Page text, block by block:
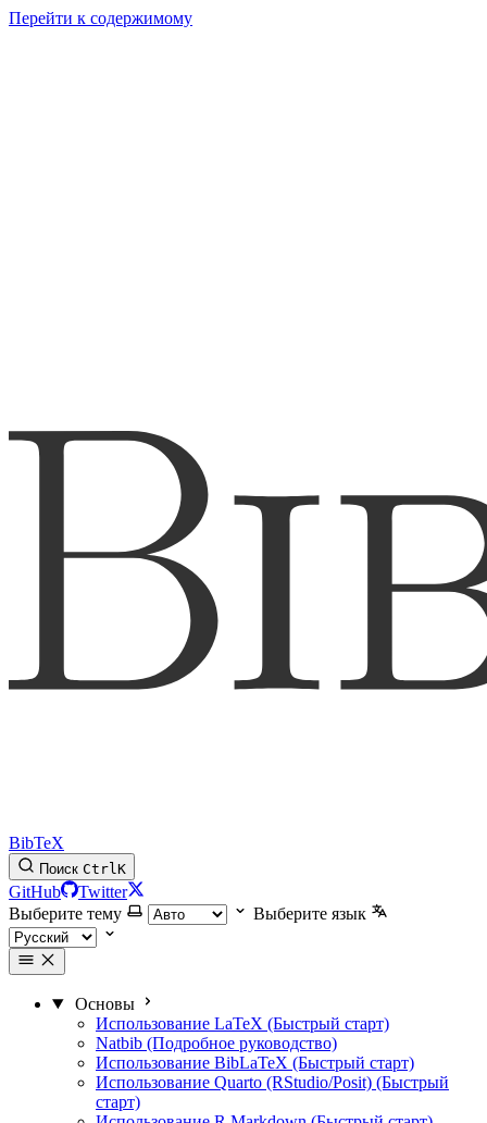
Перейти к содержимому
BibTeX
Поиск CtrlK
GitHub
Twitter
Выберите тему
Выберите язык
Основы
Использование LaTeX (Быстрый старт)
Natbib (Подробное руководство)
Использование BibLaTeX (Быстрый старт)
Использование Quarto (RStudio/Posit) (Быстрый
старт)